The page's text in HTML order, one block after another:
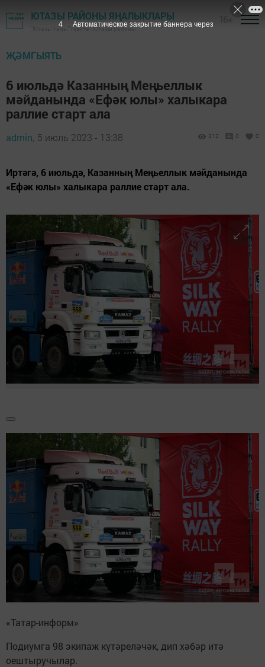
ЮТАЗЫ РАЙОНЫ ЯҢАЛЫКЛАРЫ
"Ютазы таңы" гәзите - Ютазы районы
ҖӘМГЫЯТЬ
6 июльдә Казанның Меңьеллык
мәйданында «Ефәк юлы» халыкара
раллие старт ала
admin, 5 июль 2023 - 13:38 312 0 0
Иртәгә, 6 июльдә, Казанның Меңьеллык мәйданында
«Ефәк юлы» халыкара раллие старт ала.
«Татар-информ»
Подиумга 98 экипаж күтәреләчәк, дип хәбәр итә
оештыручылар.
3 Автоматическое закрытие баннера через